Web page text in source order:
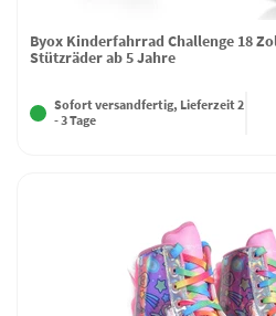
Byox Kinderfahrrad Challenge 18
Stützräder ab 5 Jahre
Sofort versandfertig, Lieferzeit 2
- 3 Tage